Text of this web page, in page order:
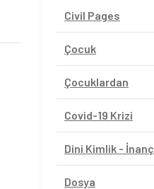
Civil Pages
Çocuk
Çocuklardan
Covid-19 Krizi
Dini Kimlik - İnanç
Dosya